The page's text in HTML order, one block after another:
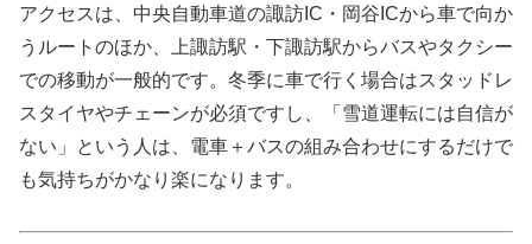
アクセスは、中央自動車道の諏訪IC・岡谷ICから車で向か
うルートのほか、上諏訪駅・下諏訪駅からバスやタクシー
での移動が一般的です。冬季に車で行く場合はスタッドレ
スタイヤやチェーンが必須ですし、「雪道運転には自信が
ない」という人は、電車＋バスの組み合わせにするだけで
も気持ちがかなり楽になります。